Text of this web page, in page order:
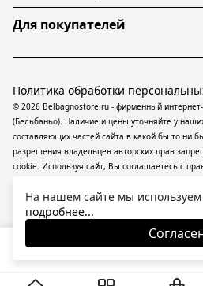
25 670₽
Для покупателей
© 2026 Belbagnostore.ru - фирменный
(Бельбаньо). Наличие и цены уточняйте у
составляющих частей сайта в какой бы то ни
разрешения владельцев авторских прав
cookie. Используя сайт, Вы соглашаетесь с
ресурсе применяютсярекомендательные
технологии предоставления информации на
анализа сведений, относящихся к
«Интернет», находящихся на территории
Политика обработки
На нашем сайте мы
подробнее...